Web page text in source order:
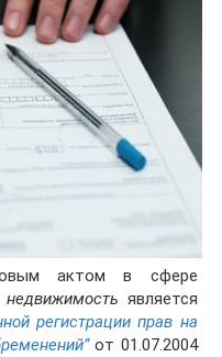
актом в сфере
недвижимость является
регистрации прав на
от 01.07.2004